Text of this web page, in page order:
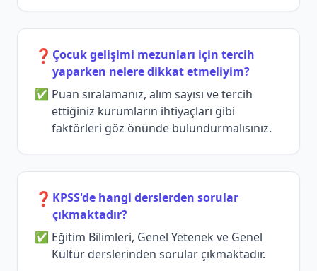
❓ Çocuk gelişimi mezunları için tercih
yaparken nelere dikkat etmeliyim?
Puan sıralamanız, alım sayısı ve tercih
ettiğiniz kurumların ihtiyaçları gibi
faktörleri göz önünde bulundurmalısınız.
❓ KPSS'de hangi derslerden sorular
çıkmaktadır?
Eğitim Bilimleri, Genel Yetenek ve Genel
Kültür derslerinden sorular çıkmaktadır.